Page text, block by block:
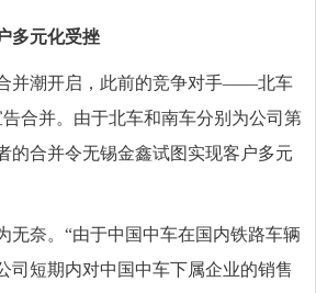
元化受挫
潮开启，此前的竞争对手——北车
合并。由于北车和南车分别为公司第
的合并令无锡金鑫试图实现客户多元
奈。“由于中国中车在国内铁路车辆
司短期内对中国中车下属企业的销售